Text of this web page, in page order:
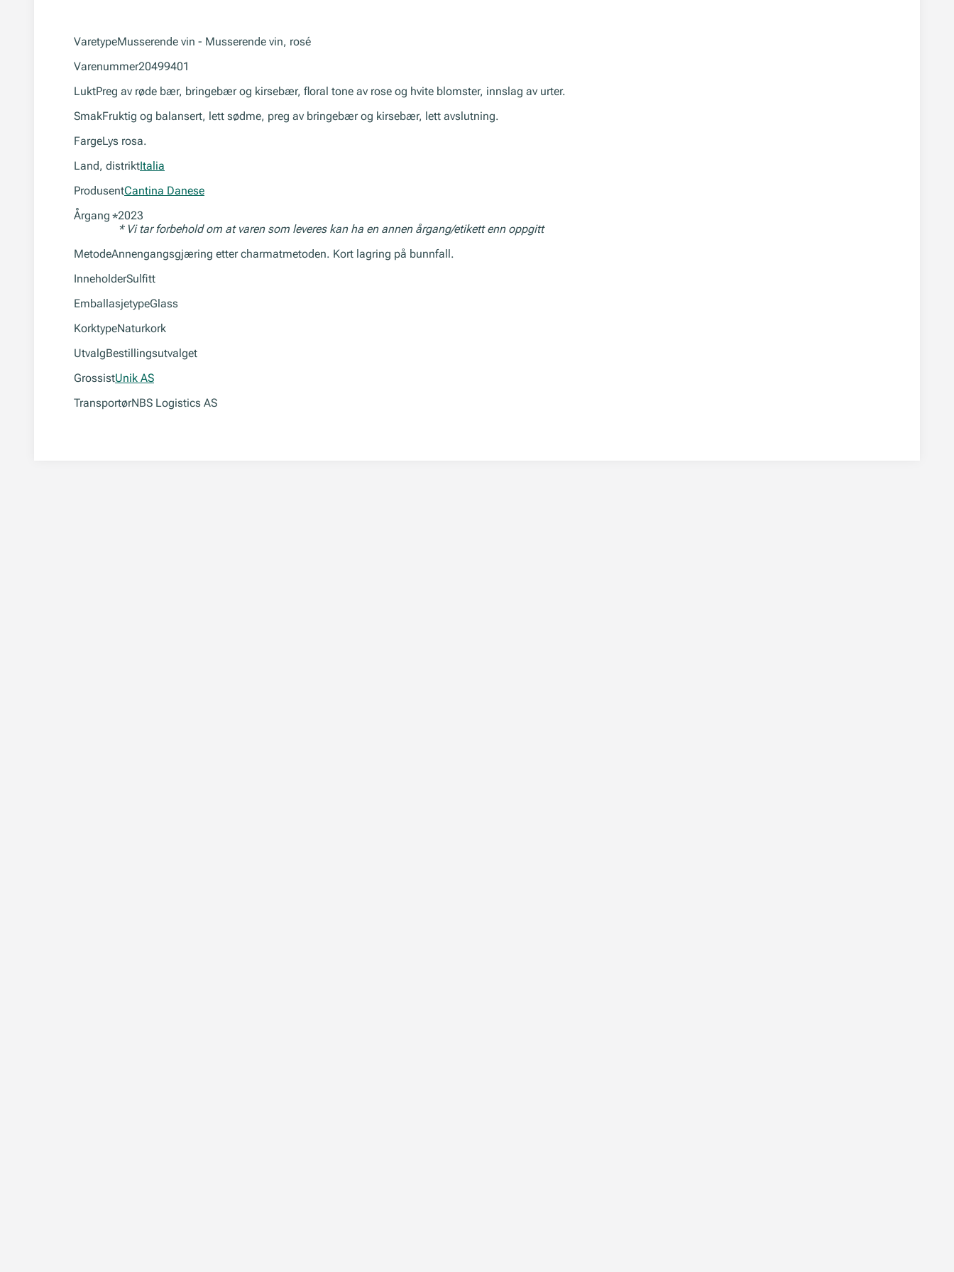
VaretypeMusserende vin - Musserende vin, rosé
Varenummer20499401
LuktPreg av røde bær, bringebær og kirsebær, floral tone av rose og hvite blomster, innslag av urter.
SmakFruktig og balansert, lett sødme, preg av bringebær og kirsebær, lett avslutning.
FargeLys rosa.
Land, distriktItalia
ProdusentCantina Danese
Årgang *2023
* Vi tar forbehold om at varen som leveres kan ha en annen årgang/etikett enn oppgitt
MetodeAnnengangsgjæring etter charmatmetoden. Kort lagring på bunnfall.
InneholderSulfitt
EmballasjetypeGlass
KorktypeNaturkork
UtvalgBestillingsutvalget
GrossistUnik AS
TransportørNBS Logistics AS